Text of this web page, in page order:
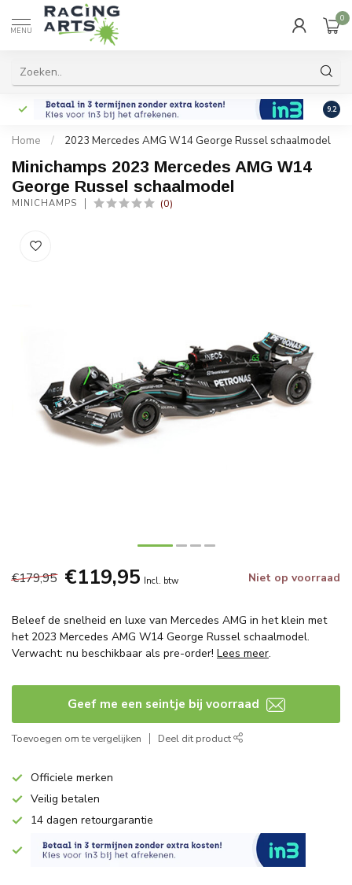
MENU
0
9.2
Home / 2023 Mercedes AMG W14 George Russel schaalmodel
Minichamps 2023 Mercedes AMG W14
George Russel schaalmodel
MINICHAMPS (0)
€179,95 €119,95 Incl. btw Niet op voorraad
Beleef de snelheid en luxe van Mercedes AMG in het klein met
het 2023 Mercedes AMG W14 George Russel schaalmodel.
Verwacht: nu beschikbaar als pre-order! Lees meer.
Geef me een seintje bij voorraad
Toevoegen om te vergelijken Deel dit product
Officiele merken
Veilig betalen
14 dagen retourgarantie